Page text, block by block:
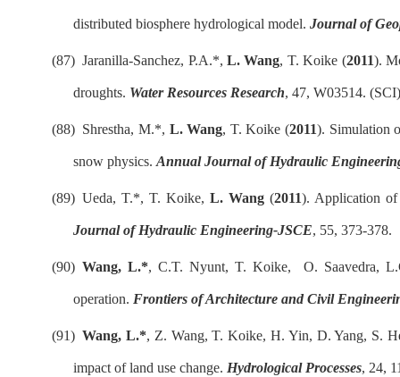
distributed biosphere hydrological model.Journal of
(87) Jaranilla-Sanchez, P.A.*,L. Wang, T. Koike (2011).
droughts. Water Resources Research,47, W03514.
(88) Shrestha, M.*, L. Wang, T. Koike (2011). Simulation
snow physics.Annual Journal of Hydraulic
(89) Ueda, T.*, T. Koike,L. Wang (2011). Application of
Journal of Hydraulic Engineering-JSCE, 55, 373-378.
(90) Wang, L.*, C.T. Nyunt, T. Koike, O. Saavedra,
operation. Frontiers of Architecture and Civil
(91) Wang, L.*, Z. Wang, T. Koike, H. Yin, D. Yang, S.
impact of land use change. Hydrological Processes, 24,